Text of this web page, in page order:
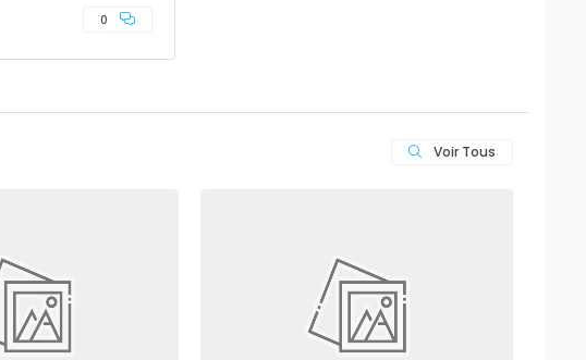
0
Voir Tous